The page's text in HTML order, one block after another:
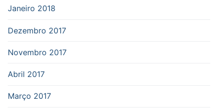
Janeiro 2018
Dezembro 2017
Novembro 2017
Abril 2017
Março 2017